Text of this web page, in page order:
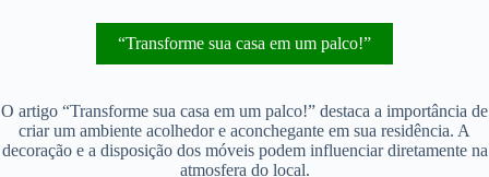
“Transforme sua casa em um palco!”
O artigo “Transforme sua casa em um palco!” destaca a importância de
criar um ambiente acolhedor e aconchegante em sua residência. A
decoração e a disposição dos móveis podem influenciar diretamente na
atmosfera do local.